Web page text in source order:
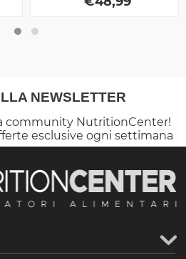
NEWSLETTER
community NutritionCenter!
esclusive ogni settimana